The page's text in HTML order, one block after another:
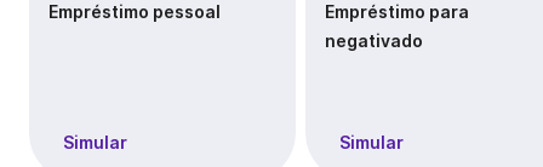
Empréstimo pessoal
Simular
Empréstimo para
negativado
Simular